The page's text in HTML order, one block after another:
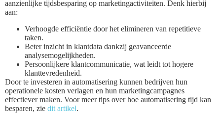
aanzienlijke tijdsbesparing op marketingactiviteiten. Denk hierbij
aan:
Verhoogde efficiëntie door het elimineren van repetitieve
taken.
Beter inzicht in klantdata dankzij geavanceerde
analysemogelijkheden.
Persoonlijkere klantcommunicatie, wat leidt tot hogere
klanttevredenheid.
Door te investeren in automatisering kunnen bedrijven hun
operationele kosten verlagen en hun marketingcampagnes
effectiever maken. Voor meer tips over hoe automatisering tijd kan
besparen, zie dit artikel.